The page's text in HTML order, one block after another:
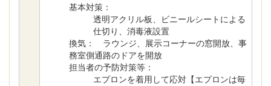
基本対策：
透明アクリル板、ビニールシートによる
仕切り、消毒液設置
換気： ラウンジ、展示コーナーの窓開放、事
務室側通路のドアを開放
担当者の予防対策等：
エプロンを着用して応対【エプロンは毎